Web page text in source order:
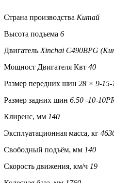
Страна производства Китай
Высота подъема 6
Двигатель Xinchai C490BPG
Мощност Двигателя Квт 40
Размер передних шин 28 × 9-15-
Размер задних шин 6.50 -10-
Клиренс, мм 140
Эксплуатационная масса, кг
Свободный подъём, мм 140
Скорость движения, км/ч 19